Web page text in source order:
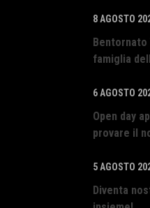
8 AGOSTO
Bentornato
famiglia
6 AGOSTO
Open day
provare il
5 AGOSTO
Diventa